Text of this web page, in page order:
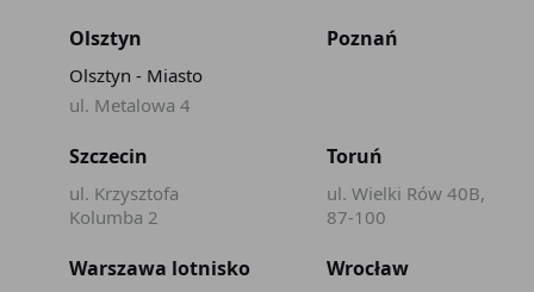
Olsztyn
Olsztyn - Miasto
ul. Metalowa 4
Poznań
Szczecin
ul. Krzysztofa
Kolumba 2
Toruń
ul. Wielki Rów 40B,
87-100
Warszawa lotnisko Wrocław